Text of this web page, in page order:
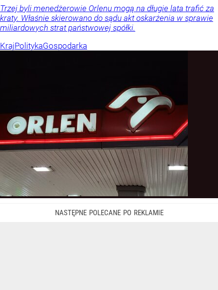
Trzej byli menedżerowie Orlenu mogą na długie lata trafić za
kraty. Właśnie skierowano do sądu akt oskarżenia w sprawie
miliardowych strat państwowej spółki.
KrajPolitykaGospodarka